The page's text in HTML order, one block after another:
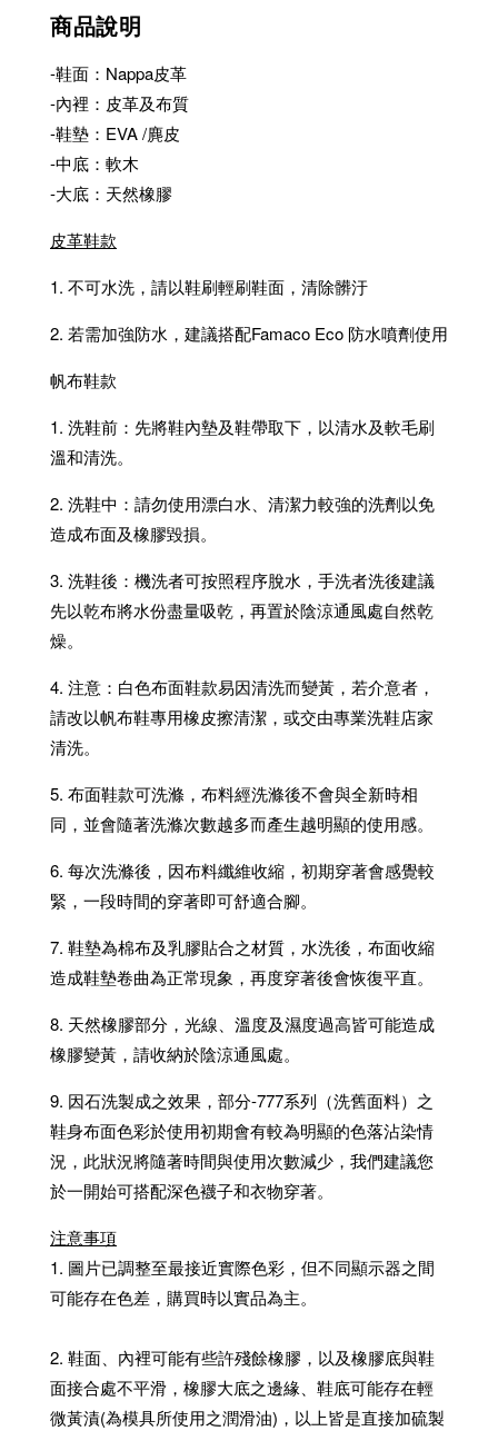
商品說明
-鞋面：Nappa皮革
-內裡：皮革及布質
-鞋墊：EVA /麂皮
-中底：軟木
-大底：天然橡膠
皮革鞋款
1. 不可水洗，請以鞋刷輕刷鞋面，清除髒汙
2. 若需加強防水，建議搭配Famaco Eco 防水噴劑使用
帆布鞋款
1. 洗鞋前：先將鞋內墊及鞋帶取下，以清水及軟毛刷
溫和清洗。
2. 洗鞋中：請勿使用漂白水、清潔力較強的洗劑以免
造成布面及橡膠毀損。
3. 洗鞋後：機洗者可按照程序脫水，手洗者洗後建議
先以乾布將水份盡量吸乾，再置於陰涼通風處自然乾
燥。
4. 注意：白色布面鞋款易因清洗而變黃，若介意者，
請改以帆布鞋專用橡皮擦清潔，或交由專業洗鞋店家
清洗。
5. 布面鞋款可洗滌，布料經洗滌後不會與全新時相
同，並會隨著洗滌次數越多而產生越明顯的使用感。
6. 每次洗滌後，因布料纖維收縮，初期穿著會感覺較
緊，一段時間的穿著即可舒適合腳。
7. 鞋墊為棉布及乳膠貼合之材質，水洗後，布面收縮
造成鞋墊卷曲為正常現象，再度穿著後會恢復平直。
8. 天然橡膠部分，光線、溫度及濕度過高皆可能造成
橡膠變黃，請收納於陰涼通風處。
9. 因石洗製成之效果，部分-777系列（洗舊面料）之
鞋身布面色彩於使用初期會有較為明顯的色落沾染情
況，此狀況將隨著時間與使用次數減少，我們建議您
於一開始可搭配深色襪子和衣物穿著。
注意事項
1. 圖片已調整至最接近實際色彩，但不同顯示器之間
可能存在色差，購買時以實品為主。
2. 鞋面、內裡可能有些許殘餘橡膠，以及橡膠底與鞋
面接合處不平滑，橡膠大底之邊緣、鞋底可能存在輕
微黃漬(為模具所使用之潤滑油)，以上皆是直接加硫製